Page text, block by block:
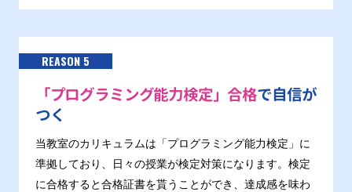
REASON 5
「プログラミング能力検定」合格で自信が
つく
当教室のカリキュラムは「プログラミング能力検定」に
準拠しており、日々の授業が検定対策になります。検定
に合格すると合格証書を貰うことができ、達成感を味わ